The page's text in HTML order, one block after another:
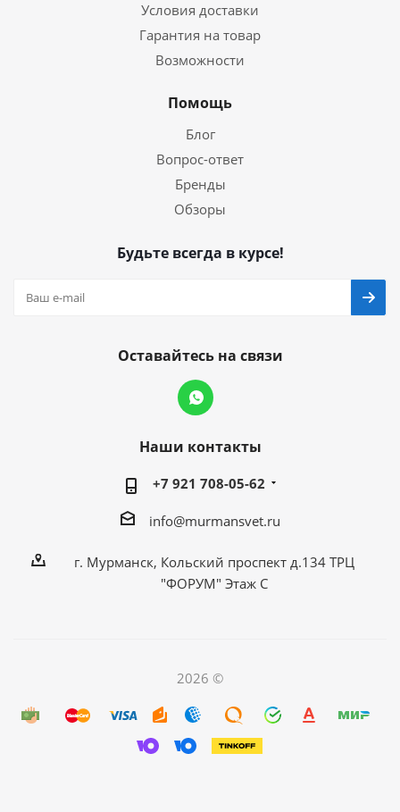
Условия доставки
Гарантия на товар
Возможности
Помощь
Блог
Вопрос-ответ
Бренды
Обзоры
Будьте всегда в курсе!
Оставайтесь на связи
Наши контакты
+7 921 708-05-62
info@murmansvet.ru
г. Мурманск, Кольский проспект д.134 ТРЦ
"ФОРУМ" Этаж С
2026 ©